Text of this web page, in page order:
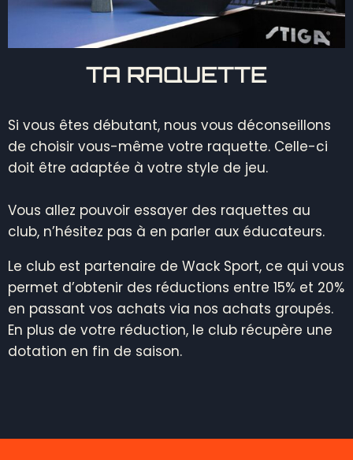
TA RAQUETTE
Si vous êtes débutant, nous vous déconseillons
de choisir vous-même votre raquette. Celle-ci
doit être adaptée à votre style de jeu.
Vous allez pouvoir essayer des raquettes au
club, n’hésitez pas à en parler aux éducateurs.
Le club est partenaire de Wack Sport, ce qui vous
permet d’obtenir des réductions entre 15% et 20%
en passant vos achats via nos achats groupés.
En plus de votre réduction, le club récupère une
dotation en fin de saison.